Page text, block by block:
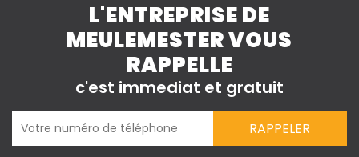
L'ENTREPRISE DE
MEULEMESTER VOUS
RAPPELLE
c'est immediat et gratuit